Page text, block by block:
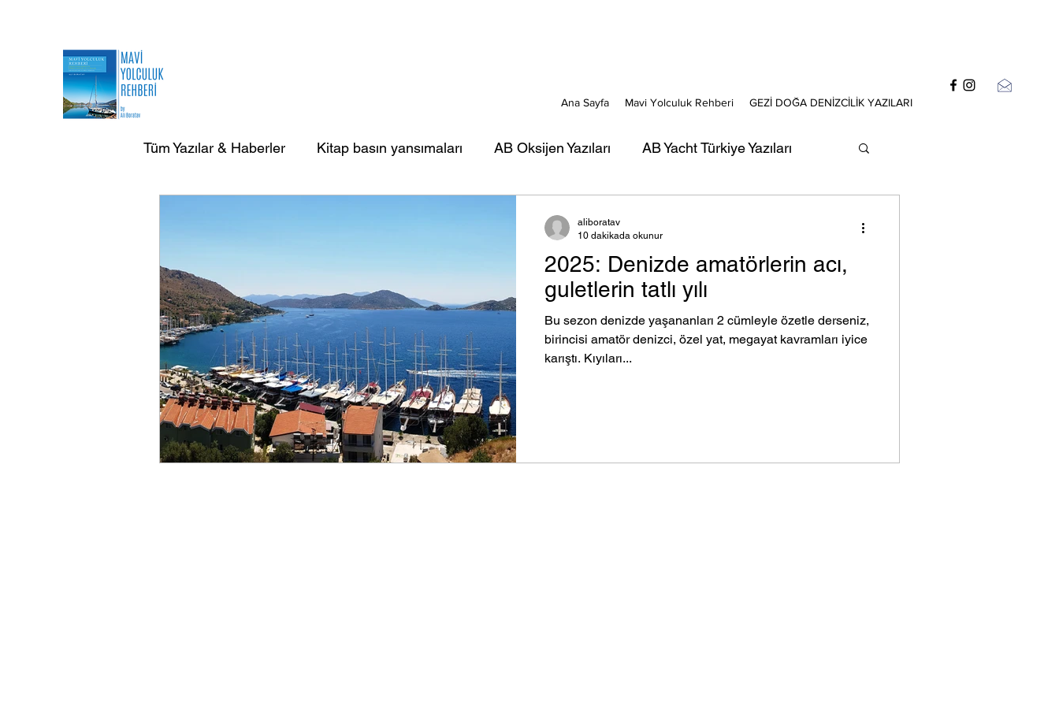
Ana Sayfa Mavi Yolculuk Rehberi GEZİ DOĞA DENİZCİLİK YAZILARI
Tüm Yazılar & Haberler Kitap basın yansımaları AB Oksijen Yazıları AB Yacht Türkiye Yazıları
AB Yurtdışı Gezi-Seyir Yazıları AB Portreler - Mavi Yolcular2025: Denizde amatörlerin acı,
guletlerin tatlı yılı
Bu sezon denizde yaşananları 2 cümleyle özetle derseniz,
birincisi amatör denizci, özel yat, megayat kavramları iyice
karıştı. Kıyıları...
aliboratav
10 dakikada okunur